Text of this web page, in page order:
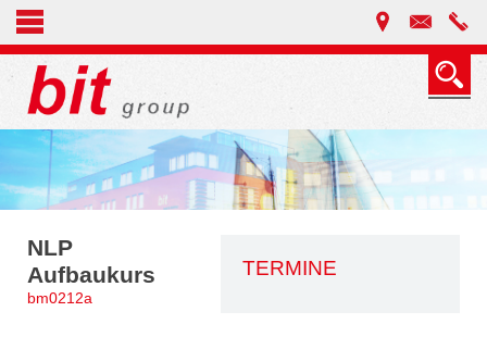
TERMINE
NLP
Aufbaukurs
bm0212a